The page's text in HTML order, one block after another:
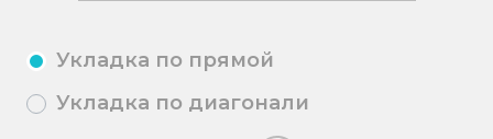
Укладка по прямой
Укладка по диагонали